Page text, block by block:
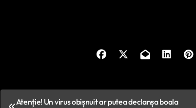
N Atenție! Un virus obișnuit ar putea declanșa boala